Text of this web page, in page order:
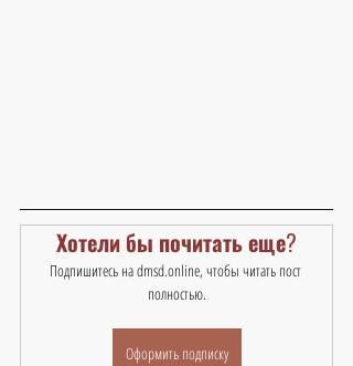
Хотели бы почитать еще?
Подпишитесь на dmsd.online, чтобы читать пост
полностью.
Оформить подписку